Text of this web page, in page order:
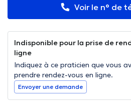
Voir le n° de
Indisponible pour la prise de
ligne
Indiquez à ce praticien que vous
prendre rendez-vous en ligne.
Envoyer une demande